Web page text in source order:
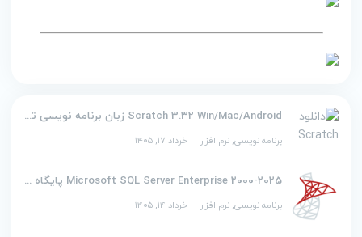
Scratch 3.32 Win/Mac/Android زبان برنامه نویسی تصویری اسکرچ
برنامه نویسی, نرم افزار خرداد ۱۷, ۱۴۰۵
2000-2025 Microsoft SQL Server Enterprise پایگاه داده
برنامه نویسی, نرم افزار خرداد ۱۴, ۱۴۰۵